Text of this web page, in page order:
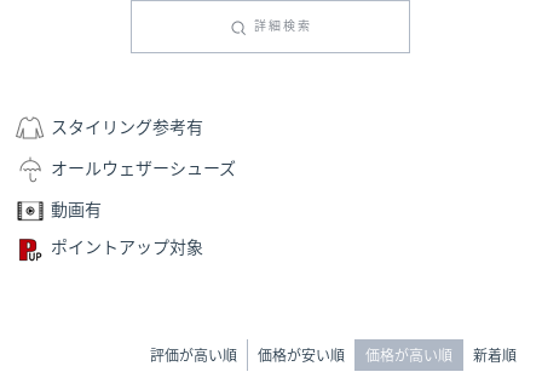
詳細検索
スタイリング参考有
オールウェザーシューズ
動画有
ポイントアップ対象
評価が高い順 価格が安い順 価格が高い順 新着順